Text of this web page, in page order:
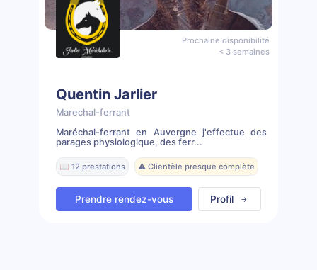
Prochaine disponibilité
< 3 semaines
Quentin Jarlier
Marechal-ferrant
Maréchal-ferrant en Auvergne j'effectue des
parages physiologique, des ferr...
📖 12 prestations ⚠️ Clientèle presque complète
Prendre rendez-vous Profil